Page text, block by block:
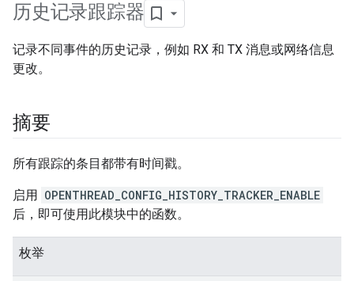
历史记录跟踪器
记录不同事件的历史记录，例如 RX 和 TX 消息或网络信息
更改。
摘要
所有跟踪的条目都带有时间戳。
启用 OPENTHREAD_CONFIG_HISTORY_TRACKER_ENABLE
后，即可使用此模块中的函数。
枚举